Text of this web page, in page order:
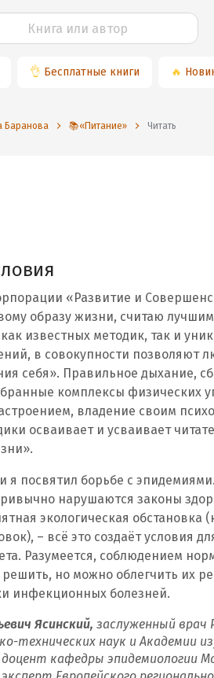
👌 Бесплатные книги 🔥
Баранова 📚«Питание» Читать
«Развитие и
образу жизни, считаю
известных методик, так и
в совокупности позволяют
себя». Правильное дыхание,
комплексы физических
владение своим
осваивает и усваивает
я посвятил борьбе с
нарушаются законы
экологическая обстановка
– всё это создаёт условия
Разумеется, соблюдением
но можно облегчить их
инфекционных болезней.
Ясинский, заслуженный врач
технических наук и Академии
кафедры эпидемиологии